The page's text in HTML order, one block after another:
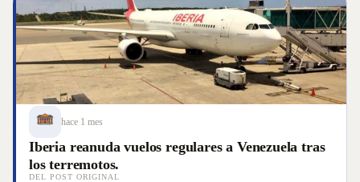
medidas económicas del gobierno de Delcy Rodríguez tras doble
sismo aparece primero en”
hace 1 mes
Iberia reanuda vuelos regulares a Venezuela tras
los terremotos.
DEL POST ORIGINAL